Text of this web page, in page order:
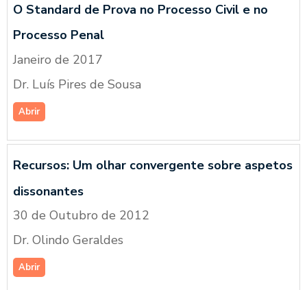
O Standard de Prova no Processo Civil e no
Processo Penal
Janeiro de 2017
Dr. Luís Pires de Sousa
Abrir
Recursos: Um olhar convergente sobre aspetos
dissonantes
30 de Outubro de 2012
Dr. Olindo Geraldes
Abrir